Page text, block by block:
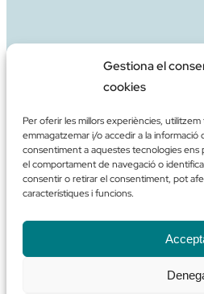
Gestiona el
cookies
Per oferir les millors experiències,
emmagatzemar i/o accedir a la informació
consentiment a aquestes tecnologies ens
el comportament de navegació o
consentir o retirar el consentiment, pot
característiques i funcions.